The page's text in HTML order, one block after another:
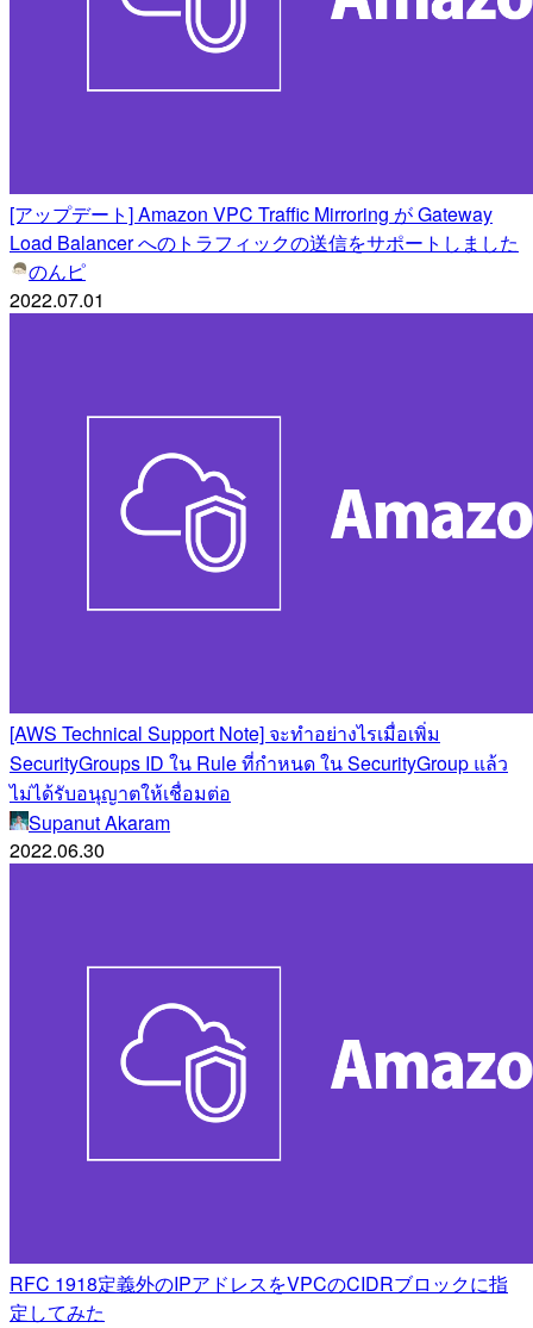
[アップデート] Amazon VPC Traffic Mirroring が Gateway
Load Balancer へのトラフィックの送信をサポートしました
のんピ
2022.07.01
[AWS Technical Support Note] จะทำอย่างไรเมื่อเพิ่ม
SecurityGroups ID ใน Rule ที่กำหนด ใน SecurityGroup แล้ว
ไม่ได้รับอนุญาตให้เชื่อมต่อ
Supanut Akaram
2022.06.30
RFC 1918定義外のIPアドレスをVPCのCIDRブロックに指
定してみた